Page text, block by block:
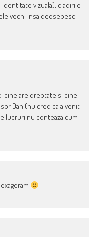
vizuala); cladirile
vechi insa deosebesc
cine are dreptate si cine
Dan (nu cred ca a venit
lucruri nu conteaza cum